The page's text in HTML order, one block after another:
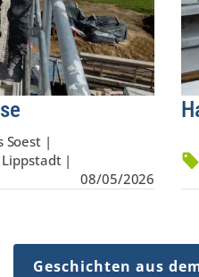
Soest |
|
08/05/2026
Geschichten aus